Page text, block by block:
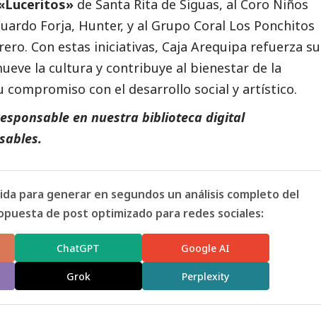
de Santa Rita de Siguas, al Coro Niños
Forja, Hunter, y al Grupo Coral Los Ponchitos
Con estas iniciativas, Caja Arequipa refuerza su
la cultura y contribuye al bienestar de la
compromiso con el desarrollo social y artístico.
en nuestra biblioteca digital
para generar en segundos un análisis completo del
de post optimizado para redes sociales:
ChatGPT Google AI
Grok Perplexity